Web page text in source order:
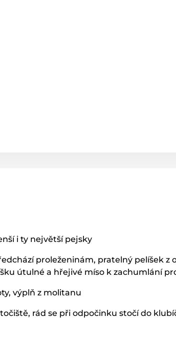
i ty největší pejsky
proleženinám, pratelný pelíšek z
útulné a hřejivé míso k zachumlání
výplň z molitanu
rád se při odpočinku stočí do